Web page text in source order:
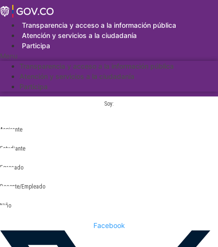
Saltar
al
contenidoTransparencia y acceso a la información pública
Atención y servicios a la ciudadanía
Participa
Menu
Transparencia y acceso a la información pública
Atención y servicios a la ciudadanía
Participa
Soy:
Aspirante
Estudiante
Egresado
Docente/Empleado
Niño
Facebook